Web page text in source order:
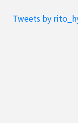
Tweets by